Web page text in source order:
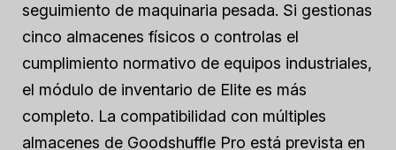
seguimiento de maquinaria pesada. Si gestionas
cinco almacenes físicos o controlas el
cumplimiento normativo de equipos industriales,
el módulo de inventario de Elite es más
completo. La compatibilidad con múltiples
almacenes de Goodshuffle Pro está prevista en